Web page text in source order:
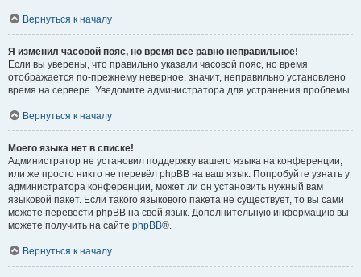
Вернуться к началу
Я изменил часовой пояс, но время всё равно неправильное!
Если вы уверены, что правильно указали часовой пояс, но время
отображается по-прежнему неверное, значит, неправильно установлено
время на сервере. Уведомите администратора для устранения проблемы.
Вернуться к началу
Моего языка нет в списке!
Администратор не установил поддержку вашего языка на конференции,
или же просто никто не перевёл phpBB на ваш язык. Попробуйте узнать у
администратора конференции, может ли он установить нужный вам
языковой пакет. Если такого языкового пакета не существует, то вы сами
можете перевести phpBB на свой язык. Дополнительную информацию вы
можете получить на сайте phpBB®.
Вернуться к началу